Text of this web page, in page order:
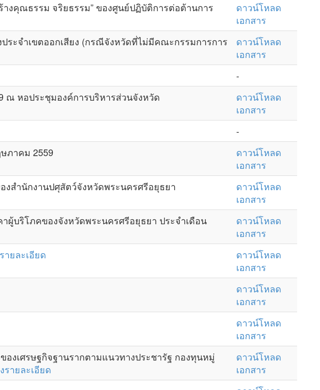
คุณธรรม จริยธรรม” ของศูนย์ปฏิบัติการต่อต้านการ
ดาวน์โหลด
เอกสาร
ระจำเขตออกเสียง (กรณีจังหวัดที่ไม่มีคณะกรรมการการ
ดาวน์โหลด
เอกสาร
-
ณ หอประชุมองค์การบริหารส่วนจังหวัด
ดาวน์โหลด
เอกสาร
-
ภาคม 2559
ดาวน์โหลด
เอกสาร
สำนักงานปศุสัตว์จังหวัดพระนครศรีอยุธยา
ดาวน์โหลด
เอกสาร
บริโภคของจังหวัดพระนครศรีอยุธยา ประจำเดือน
ดาวน์โหลด
เอกสาร
ายละเอียด
ดาวน์โหลด
เอกสาร
ดาวน์โหลด
เอกสาร
ดาวน์โหลด
เอกสาร
งเศรษฐกิจฐานรากตามแนวทางประชารัฐ กองทุนหมู่
รายละเอียด
ดาวน์โหลด
เอกสาร